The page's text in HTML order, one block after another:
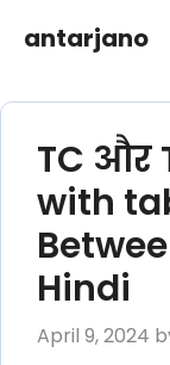
antarjano
TC और
with
Hindi
April 9, 2024